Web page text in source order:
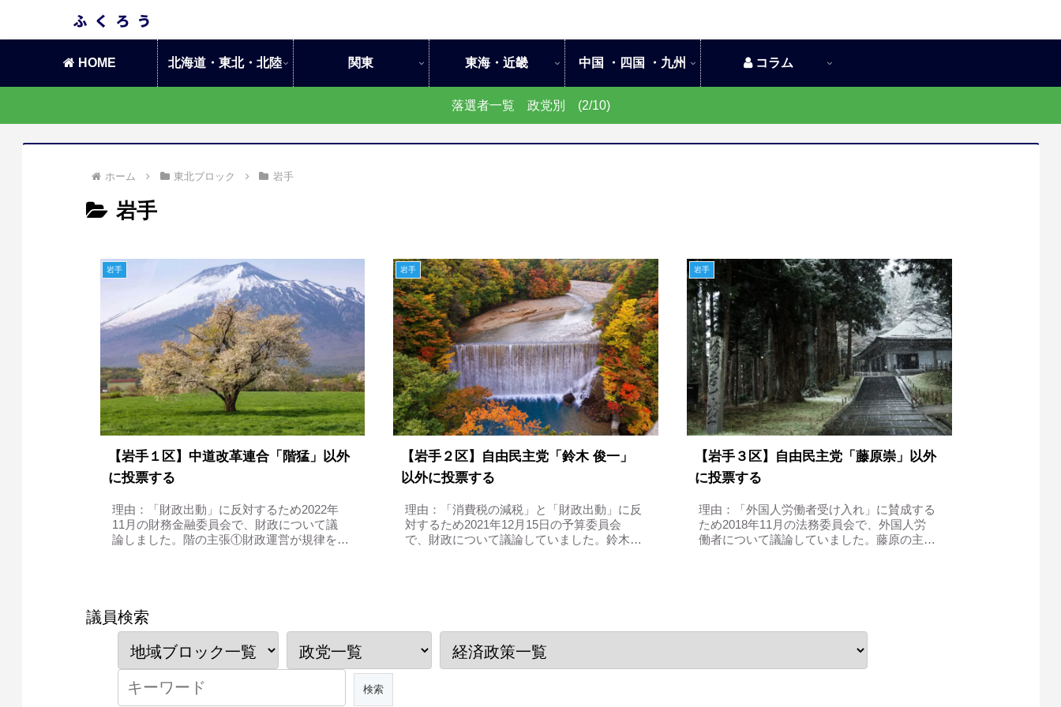
HOME 北海道・東北・北陸 関東 東海・近畿 中国 ・四国 ・九州 コラム
落選者一覧 政党別 (2/10)
ホーム 東北ブロック 岩手
岩手
岩手
【岩手１区】中道改革連合「階猛」以外
に投票する
理由：「財政出動」に反対するため2022年
11月の財務金融委員会で、財政について議
論しました。階の主張①財政運営が規律を欠
岩手
【岩手２区】自由民主党「鈴木 俊一」
以外に投票する
理由：「消費税の減税」と「財政出動」に反
対するため2021年12月15日の予算委員会
で、財政について議論していました。鈴木の
岩手
【岩手３区】自由民主党「藤原崇」以外
に投票する
理由：「外国人労働者受け入れ」に賛成する
ため2018年11月の法務委員会で、外国人労
働者について議論していました。藤原の主張
議員検索